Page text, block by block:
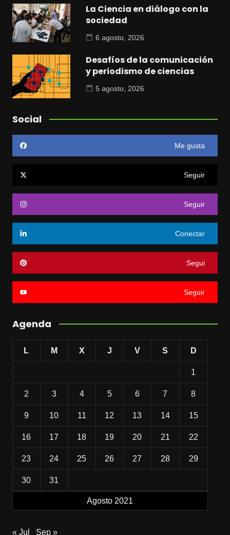
La Ciencia en diálogo con la
sociedad
6 agosto, 2026
Desafíos de la comunicación
y periodismo de ciencias
5 agosto, 2026
Social
Me gusta
Seguir
Seguir
Conectar
Segui
Seguir
Agenda
Agosto 2021
L M X J V S D
1
2 3 4 5 6 7 8
9 10 11 12 13 14 15
16 17 18 19 20 21 22
23 24 25 26 27 28 29
30 31
« Jul Sep »